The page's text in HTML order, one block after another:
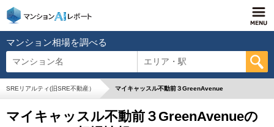
マンション相場を調べる
マンション名 エリア・駅
SREリアルティ(旧SRE不動産） マイキャッスル不動前３GreenAvenue
マイキャッスル不動前３GreenAvenueの